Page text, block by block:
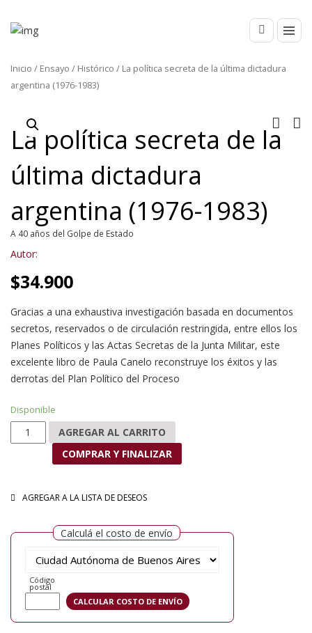
Inicio / Ensayo / Histórico / La política secreta de la última dictadura
argentina (1976-1983)
La política secreta de la
última dictadura
argentina (1976-1983)
A 40 años del Golpe de Estado
Autor:
$34.900
Gracias a una exhaustiva investigación basada en documentos
secretos, reservados o de circulación restringida, entre ellos los
Planes Políticos y las Actas Secretas de la Junta Militar, este
excelente libro de Paula Canelo reconstruye los éxitos y las
derrotas del Plan Político del Proceso
Disponible
La política secreta de la última dictadura argentina (1976-1983)
AGREGAR AL CARRITO
COMPRAR Y FINALIZAR
AGREGAR A LA LISTA DE DESEOS
Calculá el costo de envío
Código
postal